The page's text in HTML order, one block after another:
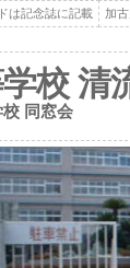
は記念誌に記載 加
校 清
同窓会